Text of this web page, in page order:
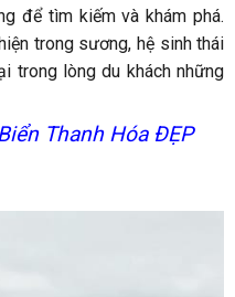
để tìm kiếm và khám phá.
trong sương, hệ sinh thái
trong lòng du khách những
Thanh Hóa ĐẸP